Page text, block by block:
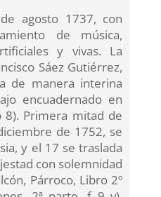
agosto 1737, con
de música,
y vivas. La
Sáez Gutiérrez,
de manera interina
encuadernado en
Primera mitad de
de 1752, se
y el 17 se traslada
con solemnidad
Párroco, Libro 2º